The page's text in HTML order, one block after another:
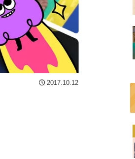
2017.10.12